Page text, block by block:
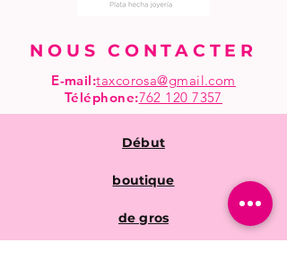
NOUS CONTACTER
E-mail:taxcorosa@gmail.com
Téléphone:762 120 7357
Début
boutique
de gros